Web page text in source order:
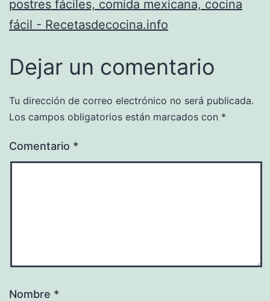
postres fáciles, comida mexicana, cocina
fácil - Recetasdecocina.info
Dejar un comentario
Tu dirección de correo electrónico no será publicada.
Los campos obligatorios están marcados con *
Comentario *
Nombre *